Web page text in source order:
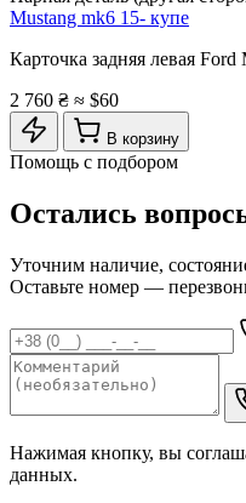
Mustang mk6 15- купе
Карточка задняя левая
2 760 ₴ ≈ $60
В корзину
Помощь с подбором
Остались
Уточним наличие,
Оставьте номер —
Нажимая кнопку, вы
данных.